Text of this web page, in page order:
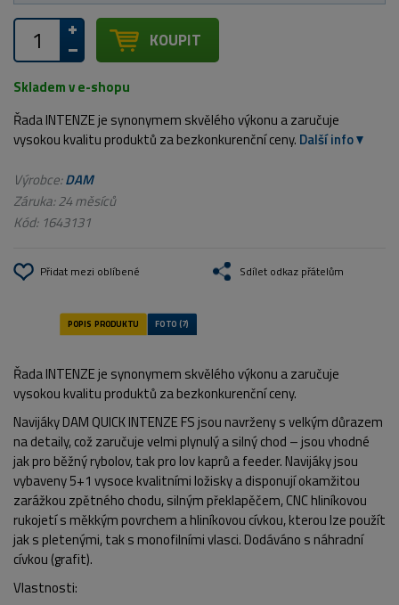
KOUPIT
Skladem v e-shopu
Řada INTENZE je synonymem skvělého výkonu a zaručuje
vysokou kvalitu produktů za bezkonkurenční ceny. Další info
Výrobce:DAM
Záruka: 24 měsíců
Kód: 1643131
Přidat mezi oblíbené Sdílet odkaz přátelům
Řada INTENZE je synonymem skvělého výkonu a zaručuje
vysokou kvalitu produktů za bezkonkurenční ceny.
Navijáky DAM QUICK INTENZE FS jsou navrženy s velkým důrazem
na detaily, což zaručuje velmi plynulý a silný chod – jsou vhodné
jak pro běžný rybolov, tak pro lov kaprů a feeder. Navijáky jsou
vybaveny 5+1 vysoce kvalitními ložisky a disponují okamžitou
zarážkou zpětného chodu, silným překlapěčem, CNC hliníkovou
rukojetí s měkkým povrchem a hliníkovou cívkou, kterou lze použít
jak s pletenými, tak s monofilními vlasci. Dodáváno s náhradní
cívkou (grafit).
Vlastnosti: